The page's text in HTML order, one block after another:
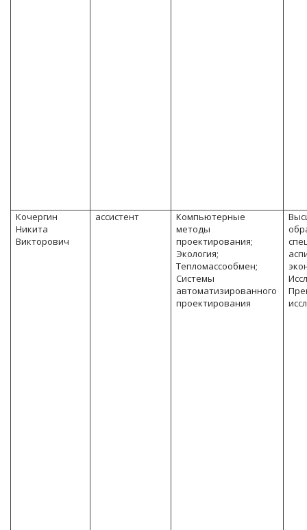
Кочергин
Никита
Викторович
ассистент
Компьютерные
методы
проектирования;
Экология;
Тепломассообмен;
Системы
автоматизированного
проектирования